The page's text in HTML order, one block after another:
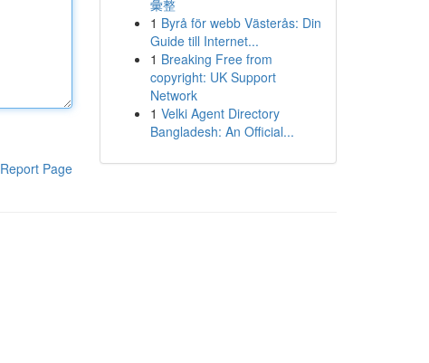
Report Page
彙整
1 Byrå för webb Västerås: Din
Guide till Internet...
1 Breaking Free from
copyright: UK Support
Network
1 Velki Agent Directory
Bangladesh: An Official...